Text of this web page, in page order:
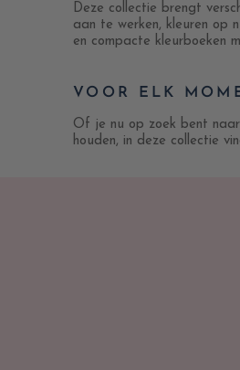
Deze collectie brengt
aan te werken, kleuren op
en compacte kleurboeken
VOOR ELK
Of je nu op zoek bent
houden, in deze collectie